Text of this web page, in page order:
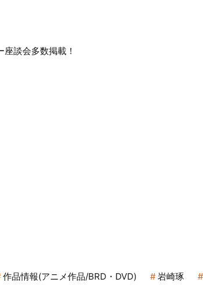
談会多数掲載！
作品情報(アニメ作品/BRD・DVD) 岩崎琢